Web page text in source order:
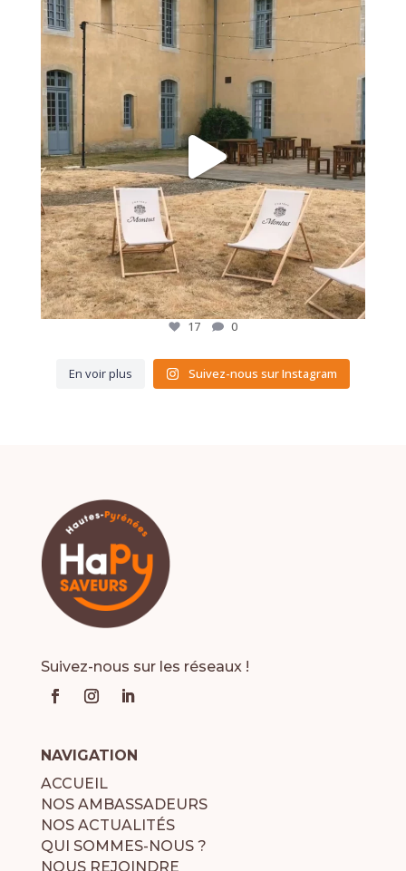
🍷 Nos adhérents font rayonner les saveurs des...
17 0
17 0
En voir plus Suivez-nous sur Instagram
Suivez-nous sur les réseaux !
NAVIGATION
ACCUEIL
NOS AMBASSADEURS
NOS ACTUALITÉS
QUI SOMMES-NOUS ?
NOUS REJOINDRE